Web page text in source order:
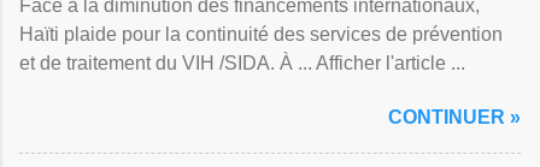
Face à la diminution des financements internationaux,
Haïti plaide pour la continuité des services de prévention
et de traitement du VIH /SIDA. À ... Afficher l'article ...
CONTINUER »